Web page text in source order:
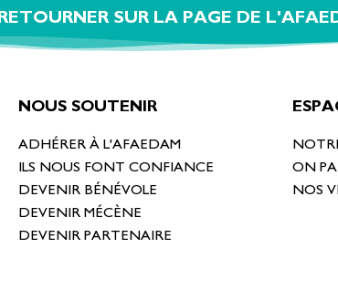
RETOURNER SUR LA PAGE DE
NOUS SOUTENIR
ADHÉRER À L'AFAEDAM
ILS NOUS FONT CONFIANCE
DEVENIR BÉNÉVOLE
DEVENIR MÉCÈNE
DEVENIR PARTENAIRE
ON
NOS